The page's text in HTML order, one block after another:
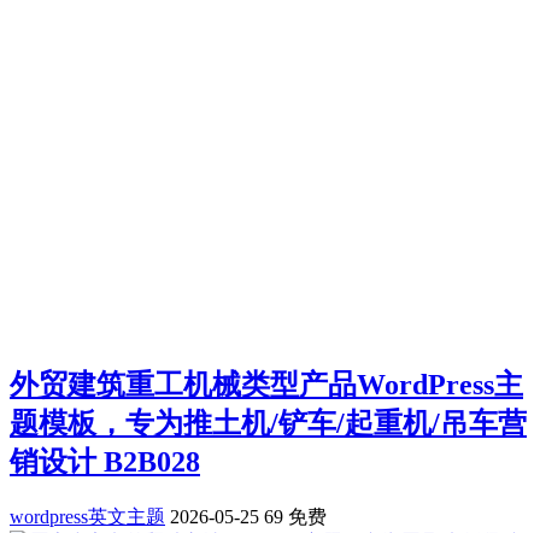
外贸建筑重工机械类型产品WordPress主
题模板，专为推土机/铲车/起重机/吊车营
销设计 B2B028
wordpress英文主题 2026-05-25 69 免费